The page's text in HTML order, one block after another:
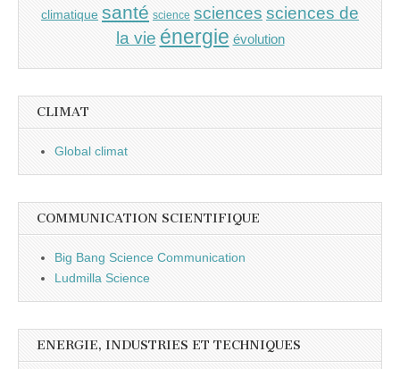
climatique santé science sciences sciences de
la vie énergie évolution
CLIMAT
Global climat
COMMUNICATION SCIENTIFIQUE
Big Bang Science Communication
Ludmilla Science
ENERGIE, INDUSTRIES ET TECHNIQUES